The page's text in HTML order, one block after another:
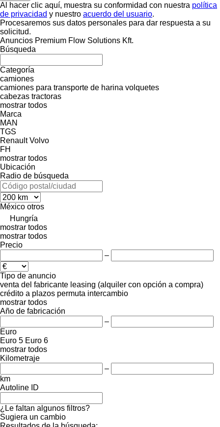
Al hacer clic aquí, muestra su conformidad con nuestra política
de privacidad y nuestro acuerdo del usuario.
Procesaremos sus datos personales para dar respuesta a su
solicitud.
Anuncios Premium Flow Solutions Kft.
Búsqueda
Categoría
camiones
camiones para transporte de harina volquetes
cabezas tractoras
mostrar todos
Marca
MAN
TGS
Renault Volvo
FH
mostrar todos
Ubicación
Radio de búsqueda
México otros
Hungría
mostrar todos
mostrar todos
Precio
–
Tipo de anuncio
venta del fabricante leasing (alquiler con opción a compra)
crédito a plazos permuta intercambio
mostrar todos
Año de fabricación
–
Euro
Euro 5 Euro 6
mostrar todos
Kilometraje
–
km
Autoline ID
¿Le faltan algunos filtros?
Sugiera un cambio